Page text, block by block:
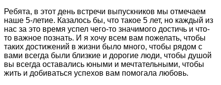
Ребята, в этот день встречи выпускников мы отмечаем
наше 5-летие. Казалось бы, что такое 5 лет, но каждый из
нас за это время успел чего-то значимого достичь и что-
то важное познать. И я хочу всем вам пожелать, чтобы
таких достижений в жизни было много, чтобы рядом с
вами всегда были близкие и дорогие люди, чтобы душой
вы всегда оставались юными и мечтательными, чтобы
жить и добиваться успехов вам помогала любовь.